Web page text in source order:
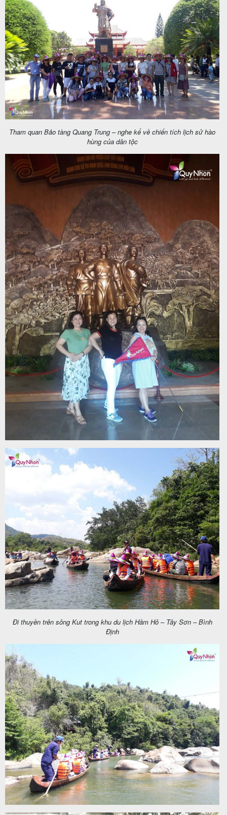
Về
Quy
Nhơn
Tourist
Cảm
khách
hàng
dụng
Liên
hệ
Tham quan Bảo tàng Quang Trung – nghe kể về chiến tích lịch sử hào
hùng của dân tộc
Đi thuyền trên sông Kut trong khu du lịch Hầm Hô – Tây Sơn – Bình
Định